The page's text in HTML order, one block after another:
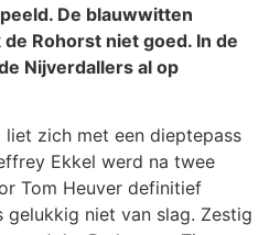
De blauwwitten
Rohorst niet goed. In de
Nijverdallers al op
zich met een dieptepass
Ekkel werd na twee
Tom Heuver definitief
gelukkig niet van slag. Zestig